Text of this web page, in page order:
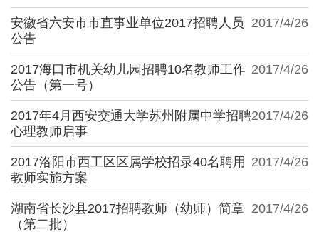
2017/4/26
安徽省六安市市直事业单位2017招聘人员
公告
2017/4/26
2017海口市机关幼儿园招聘10名教师工作
公告（第一号）
2017/4/26
2017年4月西安交通大学苏州附属中学招聘
心理教师启事
2017/4/26
2017洛阳市西工区区属学校招录40名聘用
教师实施方案
2017/4/26
湖南省长沙县2017招聘教师（幼师）简章
（第二批）